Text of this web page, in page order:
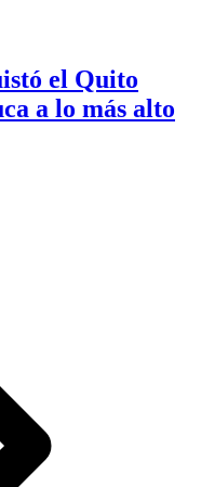
el Quito
a lo más alto